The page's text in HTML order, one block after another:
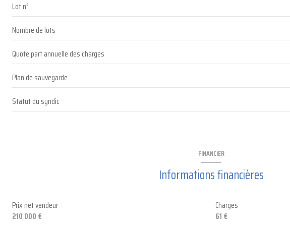
salle d'eau
Lot n°
Nombre de lots
Quote part annuelle des charges
Plan de sauvegarde
Statut du syndic
FINANCIER
Informations financières
Prix net vendeur
210 000 €
Charges
61 €